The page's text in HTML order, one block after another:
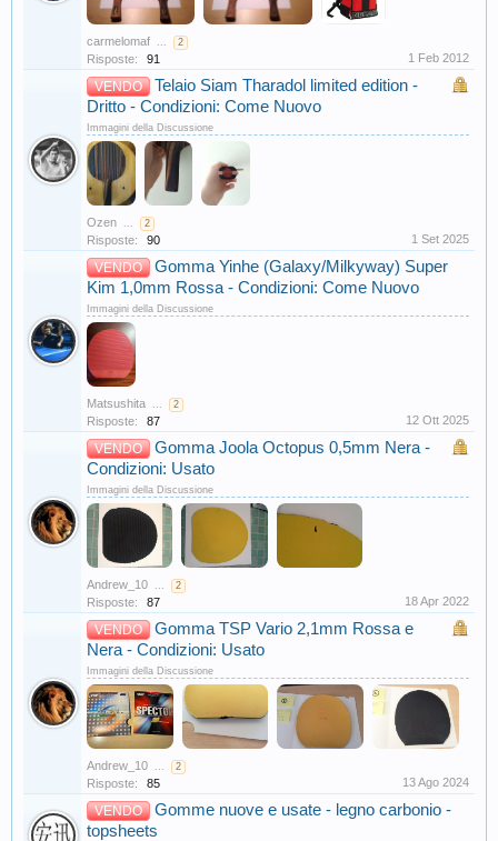
carmelomaf ... 2
Risposte: 91 1 Feb 2012
VENDO
Telaio Siam Tharadol limited edition -
Dritto - Condizioni: Come Nuovo
Immagini della Discussione
Ozen ... 2
Risposte: 90 1 Set 2025
VENDO
Gomma Yinhe (Galaxy/Milkyway) Super
Kim 1,0mm Rossa - Condizioni: Come Nuovo
Immagini della Discussione
Matsushita ... 2
Risposte: 87 12 Ott 2025
VENDO
Gomma Joola Octopus 0,5mm Nera -
Condizioni: Usato
Immagini della Discussione
Andrew_10 ... 2
Risposte: 87 18 Apr 2022
VENDO
Gomma TSP Vario 2,1mm Rossa e
Nera - Condizioni: Usato
Immagini della Discussione
Andrew_10 ... 2
Risposte: 85 13 Ago 2024
VENDO
Gomme nuove e usate - legno carbonio -
topsheets